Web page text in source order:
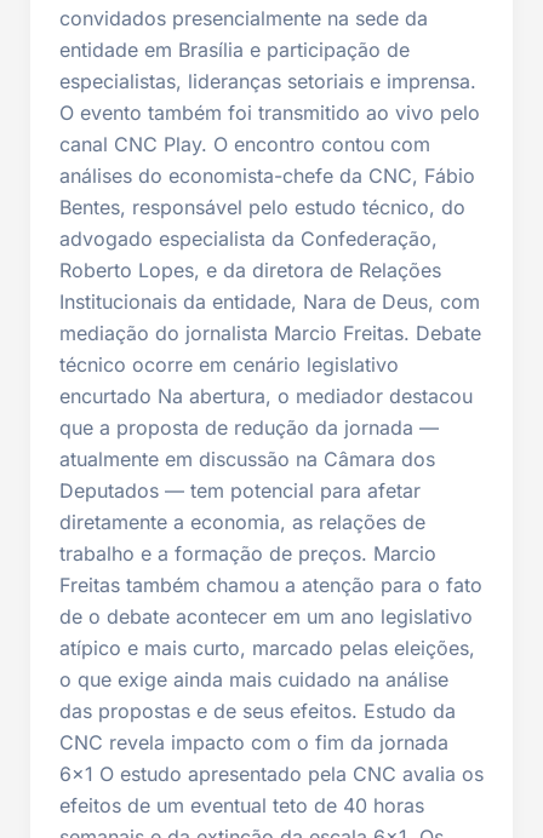
convidados presencialmente na sede da
entidade em Brasília e participação de
especialistas, lideranças setoriais e imprensa.
O evento também foi transmitido ao vivo pelo
canal CNC Play. O encontro contou com
análises do economista-chefe da CNC, Fábio
Bentes, responsável pelo estudo técnico, do
advogado especialista da Confederação,
Roberto Lopes, e da diretora de Relações
Institucionais da entidade, Nara de Deus, com
mediação do jornalista Marcio Freitas. Debate
técnico ocorre em cenário legislativo
encurtado Na abertura, o mediador destacou
que a proposta de redução da jornada —
atualmente em discussão na Câmara dos
Deputados — tem potencial para afetar
diretamente a economia, as relações de
trabalho e a formação de preços. Marcio
Freitas também chamou a atenção para o fato
de o debate acontecer em um ano legislativo
atípico e mais curto, marcado pelas eleições,
o que exige ainda mais cuidado na análise
das propostas e de seus efeitos. Estudo da
CNC revela impacto com o fim da jornada
6×1 O estudo apresentado pela CNC avalia os
efeitos de um eventual teto de 40 horas